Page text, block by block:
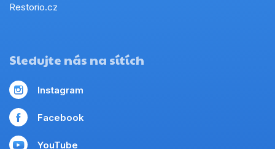
Restorio.cz
Sledujte nás na sítích
Instagram
Facebook
YouTube